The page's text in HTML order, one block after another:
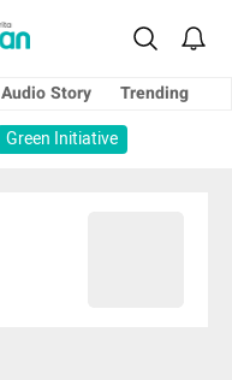
Audio Story
Trending
Green Initiative